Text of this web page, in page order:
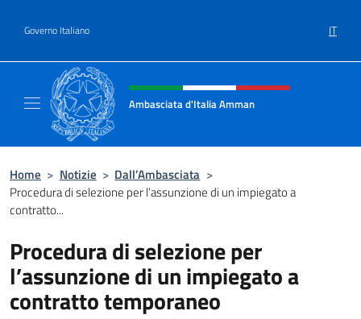
Governo Italiano IT
Intestazione sito, social e menù
Ambasciata d'Italia Amman
Home > Notizie > Dall’Ambasciata >
Procedura di selezione per l’assunzione di un impiegato a
contratto...
Procedura di selezione per
l’assunzione di un impiegato a
contratto temporaneo